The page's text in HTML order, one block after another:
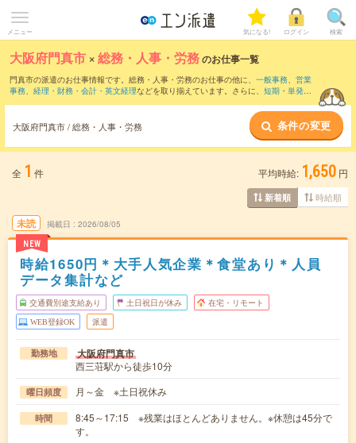
メニュー 気になる! ログイン 検索
大阪府門真市 ×総務・人事・労務のお仕事一覧
門真市の派遣のお仕事情報です。総務・人事・労務のお仕事の他に、 一般事務、 営業
事務、 経理・財務・会計・英文経理などを取り揃えています。さらに、 短期 ・ 単発な
大阪府門真市 / 総務・人事・労務 条件の変更
全 1 件 平均時給: 1,650 円
新着順 時給順
未読
NEW
掲載日 2026/08/05
時給1650円＊大手人気企業＊食堂あり＊人員
データ集計など
交通費別途支給あり 土日祝日が休み 在宅・リモート
WEB登録OK 派遣
勤務地 大阪府門真市
西三荘駅から徒歩10分
曜日頻度 月～金 ※土日祝休み
時間
8:45～17:15 ※残業はほとんどありません。※休憩は45分で
す。